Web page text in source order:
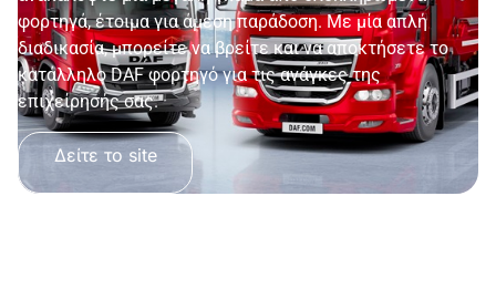
φορτηγά, έτοιμα για άμεση παράδοση. Με μία απλή
διαδικασία, μπορείτε να βρείτε και να αποκτήσετε το
κατάλληλο DAF φορτηγό για τις ανάγκες της
επιχείρησής σας.
Δείτε το site